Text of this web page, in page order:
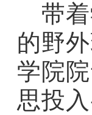
带
的野
学院
思投